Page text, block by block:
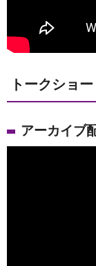
トークショー
アーカイブ